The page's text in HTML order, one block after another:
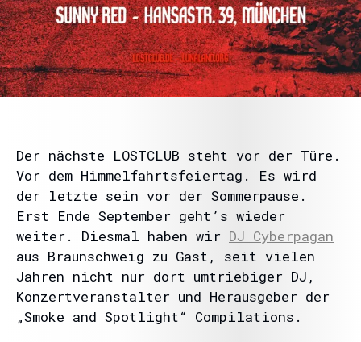
Der nächste LOSTCLUB steht vor der Türe.
Vor dem Himmelfahrtsfeiertag. Es wird
der letzte sein vor der Sommerpause.
Erst Ende September geht’s wieder
weiter. Diesmal haben wir DJ Cyberpagan
aus Braunschweig zu Gast, seit vielen
Jahren nicht nur dort umtriebiger DJ,
Konzertveranstalter und Herausgeber der
„Smoke and Spotlight“ Compilations.